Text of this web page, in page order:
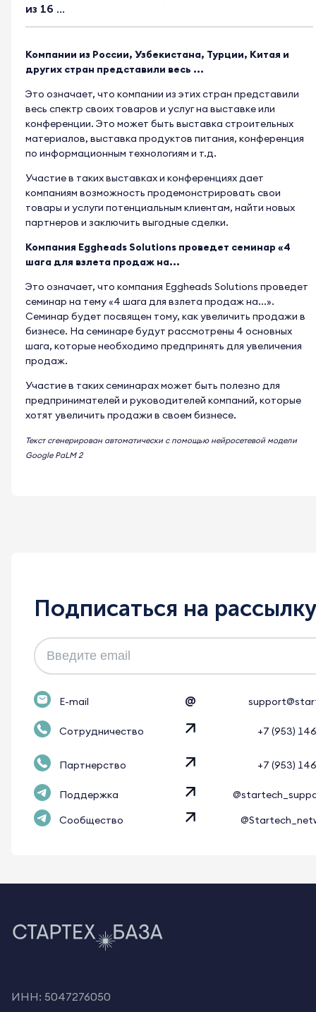
из 16 ...
Компании из России, Узбекистана, Турции, Китая и
других стран представили весь ...
Это означает, что компании из этих стран представили
весь спектр своих товаров и услуг на выставке или
конференции. Это может быть выставка строительных
материалов, выставка продуктов питания, конференция
по информационным технологиям и т.д.
Участие в таких выставках и конференциях дает
компаниям возможность продемонстрировать свои
товары и услуги потенциальным клиентам, найти новых
партнеров и заключить выгодные сделки.
Компания Eggheads Solutions проведет семинар «4
шага для взлета продаж на...
Это означает, что компания Eggheads Solutions проведет
семинар на тему «4 шага для взлета продаж на...».
Семинар будет посвящен тому, как увеличить продажи в
бизнесе. На семинаре будут рассмотрены 4 основных
шага, которые необходимо предпринять для увеличения
продаж.
Участие в таких семинарах может быть полезно для
предпринимателей и руководителей компаний, которые
хотят увеличить продажи в своем бизнесе.
Текст сгенерирован автоматически с помощью нейросетевой модели
Google PaLM 2
Подписаться на рассылку
E-mail @
Сотрудничество +7 (953)
Партнерство +7 (953)
Поддержка
Сообщество
ИНН: 5047276050